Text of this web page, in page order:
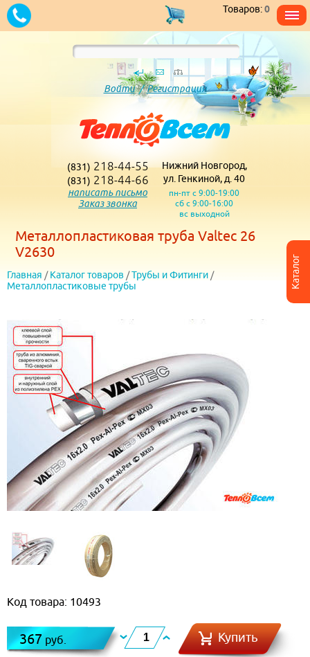
Каталог
Товаров:0
Войти/Регистрация
(831) 218-44-55
(831) 218-44-66
написать письмо
Заказ звонка
Нижний Новгород,
ул. Генкиной, д. 40
пн-пт с 9:00-19:00
сб с 9:00-16:00
вс выходной
Металлопластиковая труба Valtec 26
V2630
Главная / Каталог товаров /Трубы и Фитинги /
Металлопластиковые трубы
Код товара: 10493
367 руб. Купить